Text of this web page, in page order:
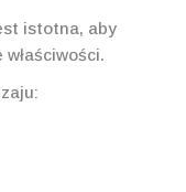
istotna, aby